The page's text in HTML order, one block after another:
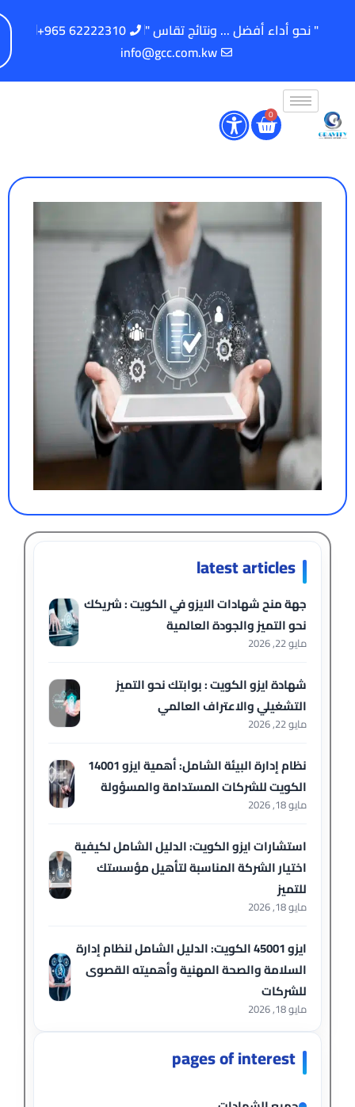
" نحو أداء أفضل ... ونتائج تقاس "
62222310 965+
info@gcc.com.kw
0
latest articles
جهة منح شهادات الايزو في الكويت : شريكك
نحو التميز والجودة العالمية
مايو 22, 2026
شهادة ايزو الكويت : بوابتك نحو التميز
التشغيلي والاعتراف العالمي
مايو 22, 2026
نظام إدارة البيئة الشامل: أهمية ايزو 14001
الكويت للشركات المستدامة والمسؤولة
مايو 18, 2026
استشارات ايزو الكويت: الدليل الشامل لكيفية
اختيار الشركة المناسبة لتأهيل مؤسستك
للتميز
مايو 18, 2026
ايزو 45001 الكويت: الدليل الشامل لنظام إدارة
السلامة والصحة المهنية وأهميته القصوى
للشركات
مايو 18, 2026
pages of interest